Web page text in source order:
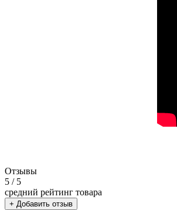
Отзывы
5 / 5
средний рейтинг товара
+ Добавить отзыв